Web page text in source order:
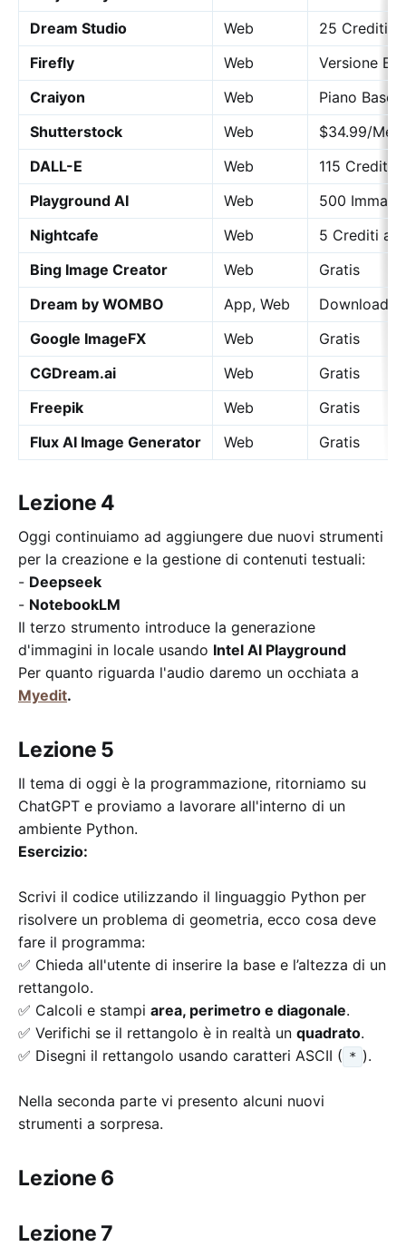
Dream Studio
Web
25 Crediti
Firefly
Web
Versione
Craiyon
Web
Piano Base:
Shutterstock
Web
$34.99/
DALL-E
Web
115 Crediti
Playground AI
Web
500
Nightcafe
Web
5 Crediti al
Bing Image Creator
Web
Gratis
Dream by WOMBO
App, Web
Download
Google ImageFX
Web
Gratis
CGDream.ai
Web
Gratis
Freepik
Web
Gratis
Flux AI Image Generator
Web Gratis
Lezione 4
Oggi continuiamo ad aggiungere due nuovi strumenti
per la creazione e la gestione di contenuti testuali:
- Deepseek
- NotebookLM
Il terzo strumento introduce la generazione
d'immagini in locale usando Intel AI Playground
Per quanto riguarda l'audio daremo un occhiata a
Myedit.
Lezione 5
Il tema di oggi è la programmazione, ritorniamo su
ChatGPT e proviamo a lavorare all'interno di un
ambiente Python.
Esercizio:
Scrivi il codice utilizzando il linguaggio Python per
risolvere un problema di geometria, ecco cosa deve
fare il programma:
✅ Chieda all'utente di inserire la base e l’altezza di un
rettangolo.
✅ Calcoli e stampi area, perimetro e diagonale.
✅ Verifichi se il rettangolo è in realtà un quadrato.
✅ Disegni il rettangolo usando caratteri ASCII ( * ).
Nella seconda parte vi presento alcuni nuovi
strumenti a sorpresa.
Lezione 6
Lezione 7